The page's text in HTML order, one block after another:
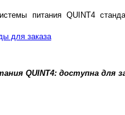
питания QUINT4
для заказа
QUINT4: доступна для